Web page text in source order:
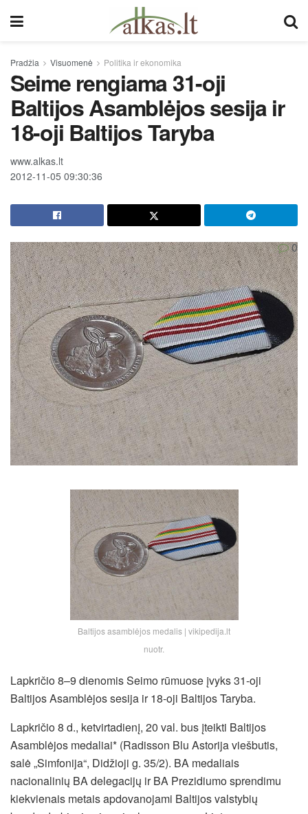
Pradžia Visuomenė Politika ir ekonomika
Seime rengiama 31-oji
Baltijos Asamblėjos sesija ir
18-oji Baltijos Taryba
www.alkas.lt
2012-11-05 09:30:36
0
Baltijos asamblėjos medalis | vikipedija.lt
nuotr.
Lapkričio 8–9 dienomis Seimo rūmuose įvyks 31-oji
Baltijos Asamblėjos sesija ir 18-oji Baltijos Taryba.
Lapkričio 8 d., ketvirtadienį, 20 val. bus įteikti Baltijos
Asamblėjos medaliai* (Radisson Blu Astorija viešbutis,
salė „Simfonija“, Didžioji g. 35/2). BA medaliais
nacionalinių BA delegacijų ir BA Prezidiumo sprendimu
kiekvienais metais apdovanojami Baltijos valstybių